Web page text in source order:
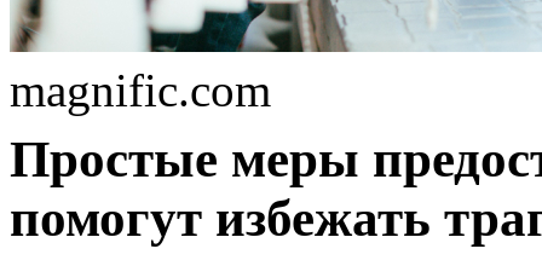
magnific.com
Простые меры
помогут избежать